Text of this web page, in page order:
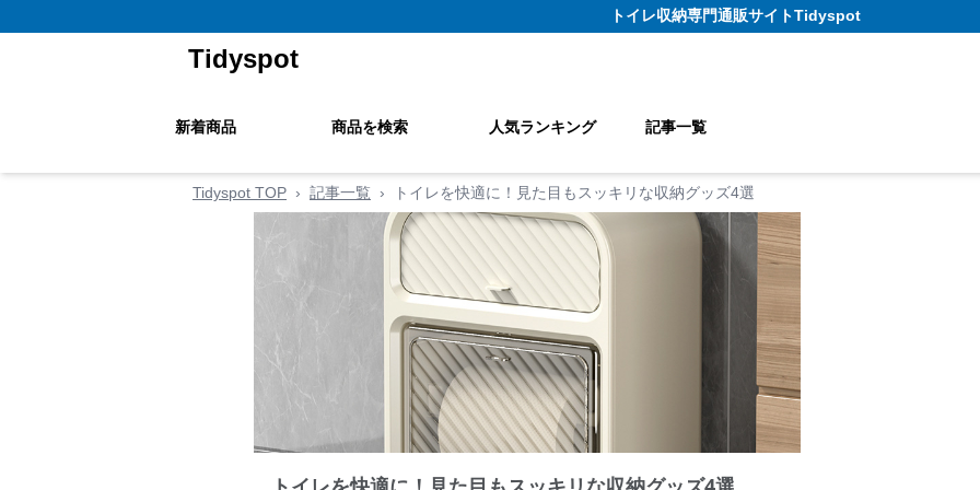
トイレ収納専門通販サイトTidyspot
Tidyspot
新着商品 商品を検索 人気ランキング 記事一覧
Tidyspot TOP › 記事一覧 › トイレを快適に！見た目もスッキリな収納グッズ4選